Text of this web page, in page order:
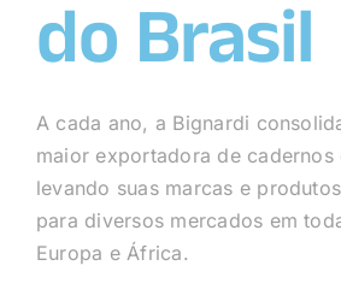
do Brasil
A cada ano, a Bignardi
maior exportadora de cadernos
levando suas marcas e
para diversos mercados em
Europa e África.